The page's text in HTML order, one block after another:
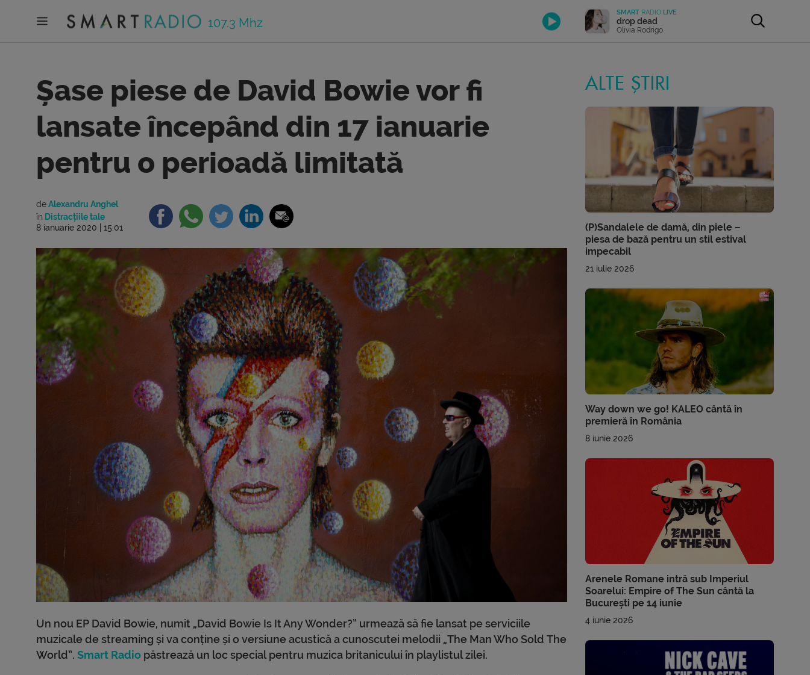
107.3 Mhz
SMART RADIO LIVE
drop dead
Olivia Rodrigo
Șase piese de David Bowie vor fi
lansate începând din 17 ianuarie
pentru o perioadă limitată
deAlexandru Anghel
în Distracțiile tale
8 ianuarie 2020 | 15:01
Un nou EP David Bowie, numit „David Bowie Is It Any Wonder?” urmează să fie lansat pe serviciile
muzicale de streaming și va conține și o versiune acustică a cunoscutei melodii „The Man Who Sold The
World”. Smart Radio păstrează un loc special pentru muzica britanicului în playlistul zilei.
ALTE ȘTIRI
(P)Sandalele de damă, din piele –
piesa de bază pentru un stil estival
impecabil
21 iulie 2026
Way down we go! KALEO cântă în
premieră în România
8 iunie 2026
Arenele Romane intră sub Imperiul
Soarelui: Empire of The Sun cântă la
București pe 14 iunie
4 iunie 2026